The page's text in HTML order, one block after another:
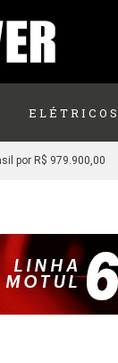
ELÉTRICOS
por R$ 979.900,00